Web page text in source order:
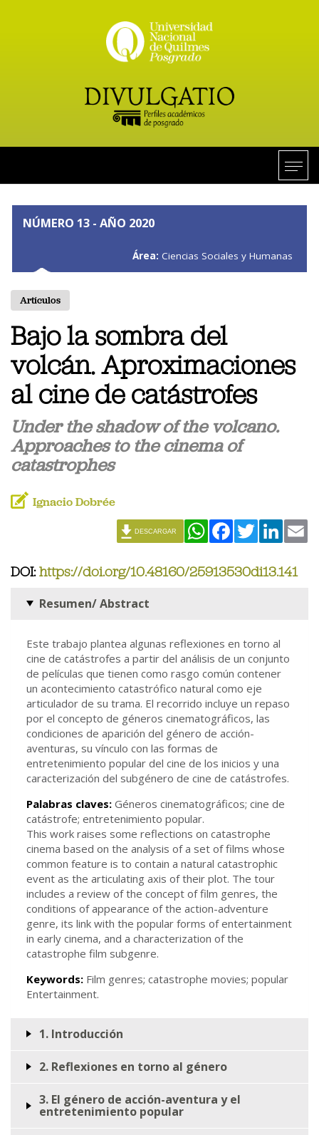
NÚMERO 13 - AÑO 2020
Área: Ciencias Sociales y Humanas
Artículos
Bajo la sombra del
volcán. Aproximaciones
al cine de catástrofes
Under the shadow of the volcano.
Approaches to the cinema of
catastrophes
Ignacio Dobrée
WhatsAppFacebookTwitter
DESCARGAR
DOI: https://doi.org/10.48160/25913530di13.141
Resumen/ Abstract
Este trabajo plantea algunas reflexiones en torno al
cine de catástrofes a partir del análisis de un conjunto
de películas que tienen como rasgo común contener
un acontecimiento catastrófico natural como eje
articulador de su trama. El recorrido incluye un repaso
por el concepto de géneros cinematográficos, las
condiciones de aparición del género de acción-
aventuras, su vínculo con las formas de
entretenimiento popular del cine de los inicios y una
caracterización del subgénero de cine de catástrofes.
Palabras claves: Géneros cinematográficos; cine de
catástrofe; entretenimiento popular.
This work raises some reflections on catastrophe
cinema based on the analysis of a set of films whose
common feature is to contain a natural catastrophic
event as the articulating axis of their plot. The tour
includes a review of the concept of film genres, the
conditions of appearance of the action-adventure
genre, its link with the popular forms of entertainment
in early cinema, and a characterization of the
catastrophe film subgenre.
Keywords: Film genres; catastrophe movies; popular
Entertainment.
1. Introducción
2. Reflexiones en torno al género
3. El género de acción-aventura y el
entretenimiento popular